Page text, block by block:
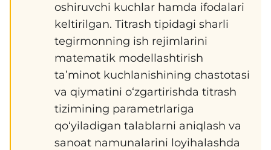
oshiruvchi kuchlar hamda ifodalari
keltirilgan. Titrash tipidagi sharli
tegirmonning ish rejimlarini
matematik modellashtirish
ta’minot kuchlanishining chastotasi
va qiymatini o‘zgartirishda titrash
tizimining parametrlariga
qo‘yiladigan talablarni aniqlash va
sanoat namunalarini loyihalashda